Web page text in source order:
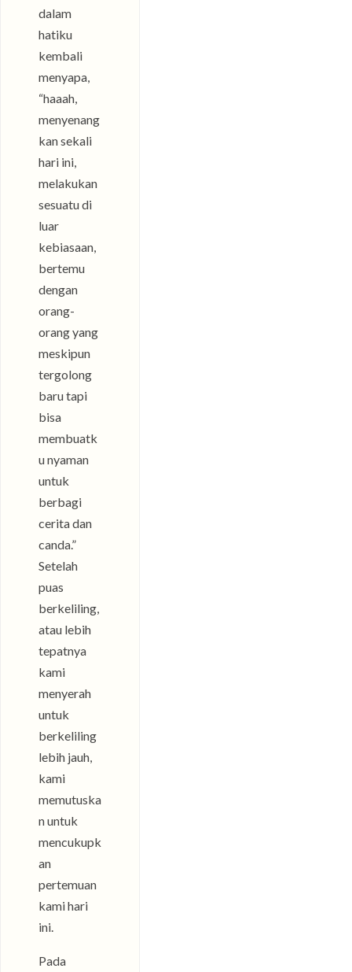
dalam
hatiku
kembali
menyapa,
“haaah,
menyenang
kan sekali
hari ini,
melakukan
sesuatu di
luar
kebiasaan,
bertemu
dengan
orang-
orang yang
meskipun
tergolong
baru tapi
bisa
membuatk
u nyaman
untuk
berbagi
cerita dan
canda.”
Setelah
puas
berkeliling,
atau lebih
tepatnya
kami
menyerah
untuk
berkeliling
lebih jauh,
kami
memutuska
n untuk
mencukupk
an
pertemuan
kami hari
ini.
Pada